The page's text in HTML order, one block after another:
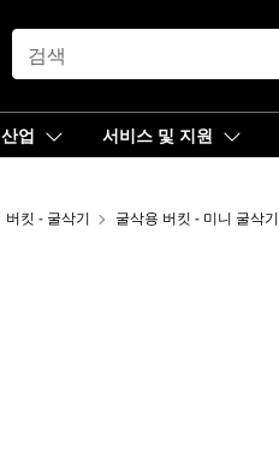
SEARCH
산업 서비스 및 지원
버킷 - 굴삭기 굴삭용 버킷 - 미니 굴삭기